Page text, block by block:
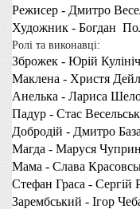
Режисер - Дмитро
Художник - Богдан
Ролі та виконавці:
Зброжек - Юрій Кулініч
Маклена - Христя
Анелька - Лариса
Падур - Стас
Добродій - Дмитро
Магда - Маруся
Мама - Слава
Стефан Граса - Сергій
Зарембський - Ігор